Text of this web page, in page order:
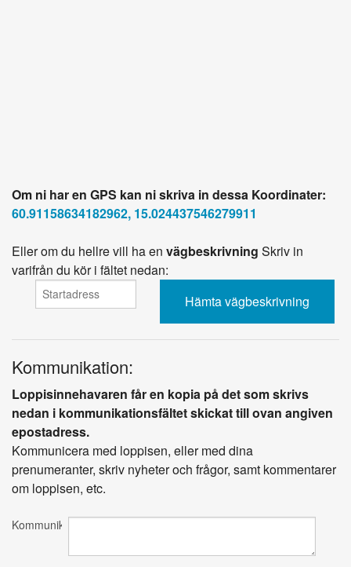
Om ni har en GPS kan ni skriva in dessa Koordinater:
60.91158634182962, 15.024437546279911
Eller om du hellre vill ha en vägbeskrivning Skriv in
varifrån du kör i fältet nedan:
Kommunikation:
Loppisinnehavaren får en kopia på det som skrivs
nedan i kommunikationsfältet skickat till ovan angiven
epostadress.
Kommunicera med loppisen, eller med dina
prenumeranter, skriv nyheter och frågor, samt kommentarer
om loppisen, etc.
Kommunikation